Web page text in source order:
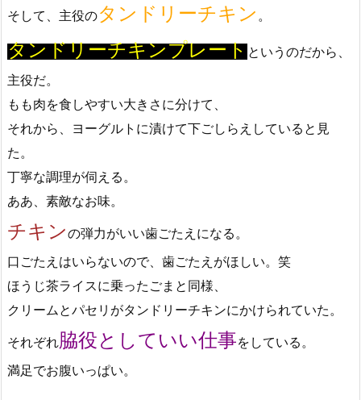
そして、主役のタンドリーチキン 。
タンドリーチキンプレートというのだから、
主役だ。
もも肉を食しやすい大きさに分けて、
それから、ヨーグルトに漬けて下ごしらえしていると見
た。
丁寧な調理が伺える。
ああ、素敵なお味。
チキンの弾力がいい歯ごたえになる。
口ごたえはいらないので、歯ごたえがほしい。笑
ほうじ茶ライスに乗ったごまと同様、
クリームとパセリがタンドリーチキンにかけられていた。
それぞれ脇役としていい仕事をしている。
満足でお腹いっぱい。